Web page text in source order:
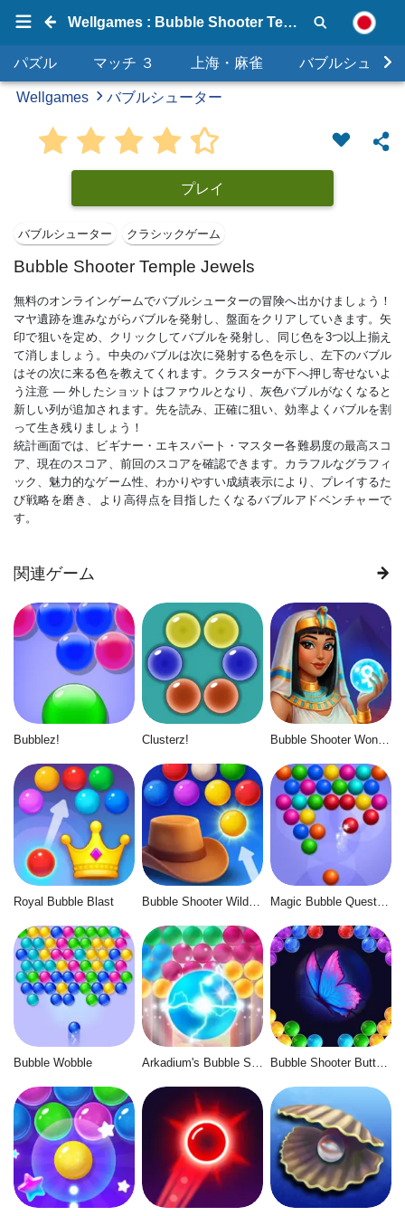
Wellgames : Bubble Shooter Temple Jewels
パズル マッチ ３ 上海・麻雀 バブルシュータ
Wellgames バブルシューター
プレイ
バブルシューター クラシックゲーム
Bubble Shooter Temple Jewels
無料のオンラインゲームでバブルシューターの冒険へ出かけましょう！
マヤ遺跡を進みながらバブルを発射し、盤面をクリアしていきます。矢
印で狙いを定め、クリックしてバブルを発射し、同じ色を3つ以上揃え
て消しましょう。中央のバブルは次に発射する色を示し、左下のバブル
はその次に来る色を教えてくれます。クラスターが下へ押し寄せないよ
う注意 — 外したショットはファウルとなり、灰色バブルがなくなると
新しい列が追加されます。先を読み、正確に狙い、効率よくバブルを割
って生き残りましょう！
統計画面では、ビギナー・エキスパート・マスター各難易度の最高スコ
ア、現在のスコア、前回のスコアを確認できます。カラフルなグラフィ
ック、魅力的なゲーム性、わかりやすい成績表示により、プレイするた
び戦略を磨き、より高得点を目指したくなるバブルアドベンチャーで
す。
関連ゲーム
Bubblez! Clusterz! Bubble Shooter Wonders of Egypt
Royal Bubble Blast Bubble Shooter Wild West Magic Bubble Quest: Classic
Bubble Wobble Bubble Shooter Butterfly